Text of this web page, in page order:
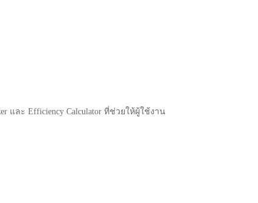
และ Efficiency Calculator ที่ช่วยให้ผู้ใช้งาน